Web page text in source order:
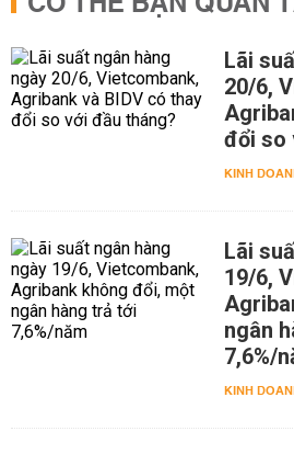
Lãi
20/6,
đổi so
KINH
Lãi
19/6,
ngân
7,6%/
KINH